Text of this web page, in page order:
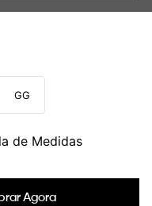
específica para
um item em nossa
GG
de Medidas
Agora